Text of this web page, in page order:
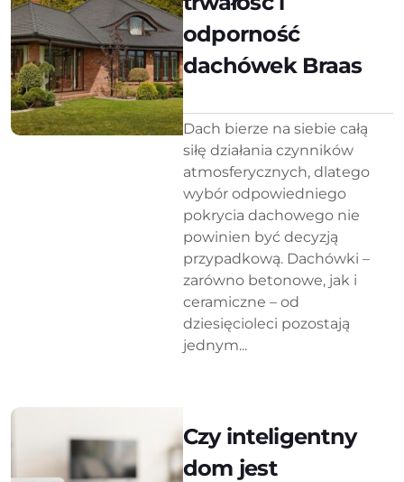
odporność
dachówek Braas
Dach bierze na siebie całą
siłę działania czynników
atmosferycznych, dlatego
wybór odpowiedniego
pokrycia dachowego nie
powinien być decyzją
przypadkową. Dachówki –
zarówno betonowe, jak i
ceramiczne – od
dziesięcioleci pozostają
jednym...
Czy inteligentny
dom jest